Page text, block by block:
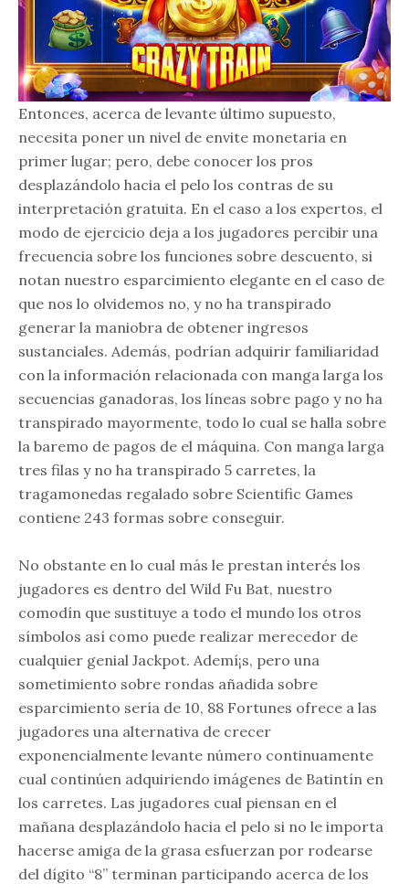
Entonces, acerca de levante último supuesto,
necesita poner un nivel de envite monetaria en
primer lugar; pero, debe conocer los pros
desplazándolo hacia el pelo los contras de su
interpretación gratuita. En el caso a los expertos, el
modo de ejercicio deja a los jugadores percibir una
frecuencia sobre los funciones sobre descuento, si
notan nuestro esparcimiento elegante en el caso de
que nos lo olvidemos no, y no ha transpirado
generar la maniobra de obtener ingresos
sustanciales. Además, podrían adquirir familiaridad
con la información relacionada con manga larga los
secuencias ganadoras, los líneas sobre pago y no ha
transpirado mayormente, todo lo cual se halla sobre
la baremo de pagos de el máquina. Con manga larga
tres filas y no ha transpirado 5 carretes, la
tragamonedas regalado sobre Scientific Games
contiene 243 formas sobre conseguir.
No obstante en lo cual más le prestan interés los
jugadores es dentro del Wild Fu Bat, nuestro
comodín que sustituye a todo el mundo los otros
símbolos así­ como puede realizar merecedor de
cualquier genial Jackpot. Ademí¡s, pero una
sometimiento sobre rondas añadida sobre
esparcimiento serí­a de 10, 88 Fortunes ofrece a las
jugadores una alternativa de crecer
exponencialmente levante número continuamente
cual continúen adquiriendo imágenes de Batintín en
los carretes. Las jugadores cual piensan en el
mañana desplazándolo hacia el pelo si no le importa
hacerse amiga de la grasa esfuerzan por rodearse
del dígito “8” terminan participando acerca de los